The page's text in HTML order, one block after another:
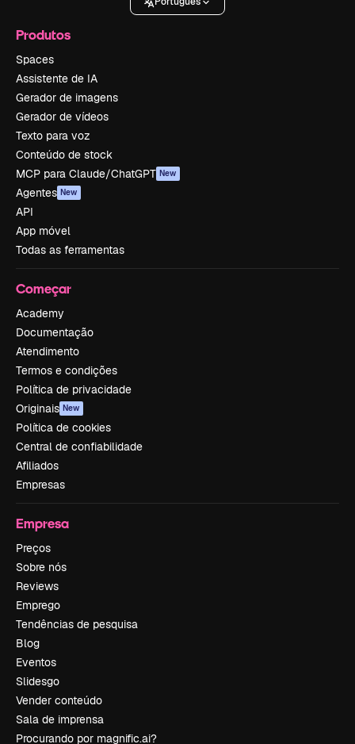
Produtos
Spaces
Assistente de IA
Gerador de imagens
Gerador de vídeos
Texto para voz
Conteúdo de stock
MCP para Claude/ChatGPT New
Agentes New
API
App móvel
Todas as ferramentas
Começar
Academy
Documentação
Atendimento
Termos e condições
Política de privacidade
Originais New
Política de cookies
Central de confiabilidade
Afiliados
Empresas
Empresa
Preços
Sobre nós
Reviews
Emprego
Tendências de pesquisa
Blog
Eventos
Slidesgo
Vender conteúdo
Sala de imprensa
Procurando por magnific.ai?